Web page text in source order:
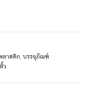
ลาสติก บรรจุภัณฑ์
ว